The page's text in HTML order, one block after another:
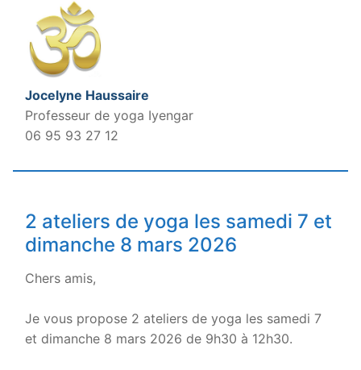
Jocelyne Haussaire
Professeur de yoga Iyengar
06 95 93 27 12
2 ateliers de yoga les samedi 7 et
dimanche 8 mars 2026
Chers amis,
Je vous propose 2 ateliers de yoga les samedi 7
et dimanche 8 mars 2026 de 9h30 à 12h30.